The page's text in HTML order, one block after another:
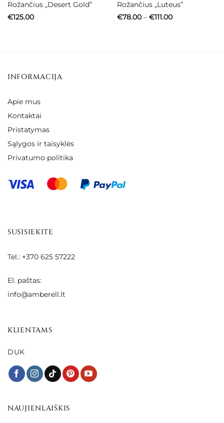
Rožančius „Desert Gold”
€125.00
Rožančius „Luteus”
€78.00 – €111.00Price
INFORMACIJA
Apie mus
Kontaktai
Pristatymas
Sąlygos ir taisyklės
Privatumo politika
SUSISIEKITE
Tel.: +370 625 57222
El. paštas:
info@amberell.lt
KLIENTAMS
DUK
NAUJIENLAIŠKIS